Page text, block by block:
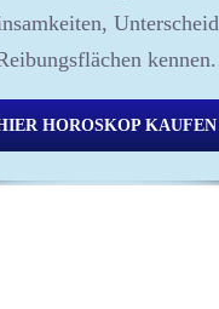
kennen.
HOROSKOP KAUFEN